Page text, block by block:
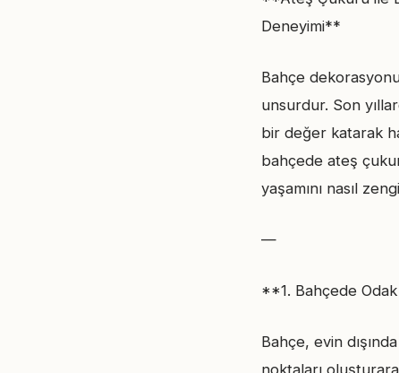
Deneyimi**
Bahçe
unsurdur. Son
bir değer katarak
bahçede ateş
yaşamını nasıl
—
**1. Bahçede Odak
Bahçe, evin
noktaları